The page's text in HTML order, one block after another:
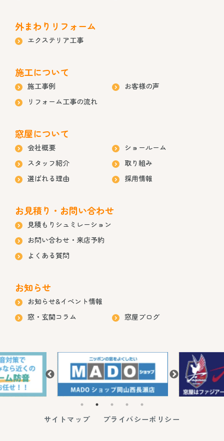
外まわりリフォーム
エクステリア工事
施工について
施工事例
お客様の声
リフォーム工事の流れ
窓屋について
会社概要
ショールーム
スタッフ紹介
取り組み
選ばれる理由
採用情報
お見積り・お問い合わせ
見積もりシュミレーション
お問い合わせ・来店予約
よくある質問
お知らせ
お知らせ&イベント情報
窓・玄関コラム
窓屋ブログ
サイトマップ プライバシーポリシー